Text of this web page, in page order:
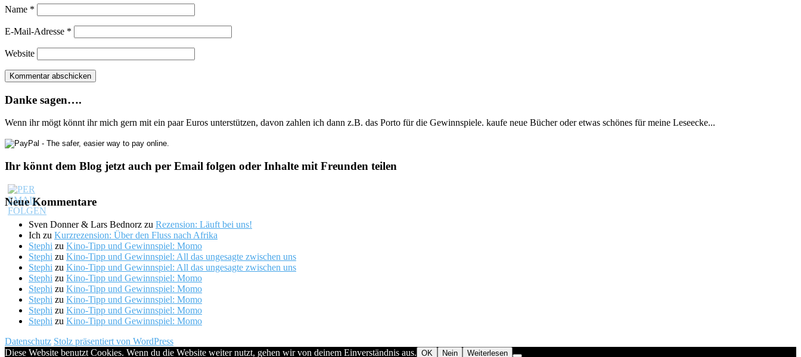
Name *
E-Mail-Adresse *
Website
Danke sagen….
Wenn ihr mögt könnt ihr mich gern mit ein paar Euros unterstützen, davon zahlen ich dann z.B. das Porto für die Gewinnspiele. kaufe neue Bücher oder etwas schönes für meine Leseecke...
Ihr könnt dem Blog jetzt auch per Email folgen oder Inhalte mit Freunden teilen
Neue Kommentare
Sven Donner & Lars Bednorz zu Rezension: Läuft bei uns!
Ich zu Kurzrezension: Über den Fluss nach Afrika
Stephi zu Kino-Tipp und Gewinnspiel: Momo
Stephi zu Kino-Tipp und Gewinnspiel: All das ungesagte zwischen uns
Stephi zu Kino-Tipp und Gewinnspiel: All das ungesagte zwischen uns
Stephi zu Kino-Tipp und Gewinnspiel: Momo
Stephi zu Kino-Tipp und Gewinnspiel: Momo
Stephi zu Kino-Tipp und Gewinnspiel: Momo
Stephi zu Kino-Tipp und Gewinnspiel: Momo
Stephi zu Kino-Tipp und Gewinnspiel: Momo
Datenschutz Stolz präsentiert von WordPress
Diese Website benutzt Cookies. Wenn du die Website weiter nutzt, gehen wir von deinem Einverständnis aus. OK Nein Weiterlesen